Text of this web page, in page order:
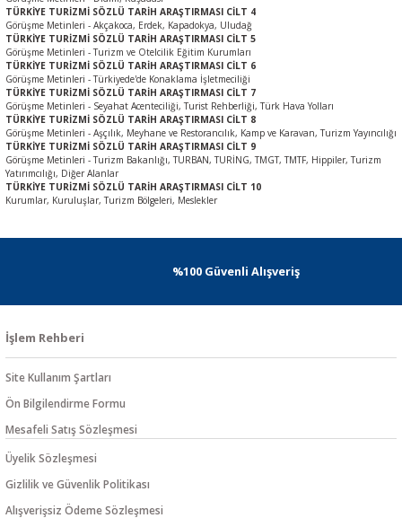
TÜRKİYE TURİZMİ SÖZLÜ TARİH ARAŞTIRMASI CİLT 4
Görüşme Metinleri - Akçakoca, Erdek, Kapadokya, Uludağ
TÜRKİYE TURİZMİ SÖZLÜ TARİH ARAŞTIRMASI CİLT 5
Görüşme Metinleri - Turizm ve Otelcilik Eğitim Kurumları
TÜRKİYE TURİZMİ SÖZLÜ TARİH ARAŞTIRMASI CİLT 6
Görüşme Metinleri - Türkiyede'de Konaklama İşletmeciliği
TÜRKİYE TURİZMİ SÖZLÜ TARİH ARAŞTIRMASI CİLT 7
Görüşme Metinleri - Seyahat Acenteciliği, Turist Rehberliği, Türk Hava Yolları
TÜRKİYE TURİZMİ SÖZLÜ TARİH ARAŞTIRMASI CİLT 8
Görüşme Metinleri - Aşçılık, Meyhane ve Restorancılık, Kamp ve Karavan, Turizm Yayıncılığı
TÜRKİYE TURİZMİ SÖZLÜ TARİH ARAŞTIRMASI CİLT 9
Görüşme Metinleri - Turizm Bakanlığı, TURBAN, TURİNG, TMGT, TMTF, Hippiler, Turizm
Yatırımcılığı, Diğer Alanlar
TÜRKİYE TURİZMİ SÖZLÜ TARİH ARAŞTIRMASI CİLT 10
Kurumlar, Kuruluşlar, Turizm Bölgeleri, Meslekler
%100 Güvenli Alışveriş
İşlem Rehberi
Site Kullanım Şartları
Ön Bilgilendirme Formu
Mesafeli Satış Sözleşmesi
Üyelik Sözleşmesi
Gizlilik ve Güvenlik Politikası
Alışverişsiz Ödeme Sözleşmesi